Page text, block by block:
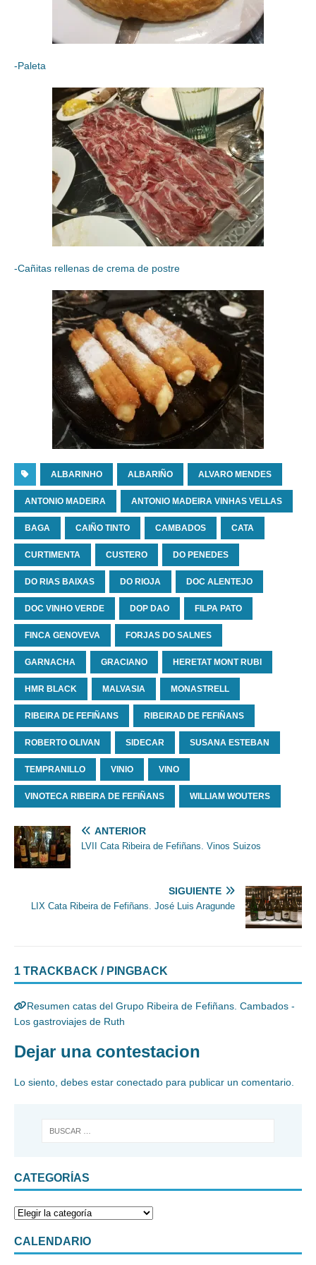
-Paleta
-Cañitas rellenas de crema de postre
ALBARINHO ALBARIÑO ALVARO MENDES
ANTONIO MADEIRA ANTONIO MADEIRA VINHAS VELLAS
BAGA CAIÑO TINTO CAMBADOS CATA
CURTIMENTA CUSTERO DO PENEDES
DO RIAS BAIXAS DO RIOJA DOC ALENTEJO
DOC VINHO VERDE DOP DAO FILPA PATO
FINCA GENOVEVA FORJAS DO SALNES
GARNACHA GRACIANO HERETAT MONT RUBI
HMR BLACK MALVASIA MONASTRELL
RIBEIRA DE FEFIÑANS RIBEIRAD DE FEFIÑANS
ROBERTO OLIVAN SIDECAR SUSANA ESTEBAN
TEMPRANILLO VINIO VINO
VINOTECA RIBEIRA DE FEFIÑANS WILLIAM WOUTERS
ANTERIOR
LVII Cata Ribeira de Fefiñans. Vinos Suizos
SIGUIENTE
LIX Cata Ribeira de Fefiñans. José Luis Aragunde
1 TRACKBACK / PINGBACK
Resumen catas del Grupo Ribeira de Fefiñans. Cambados -
Los gastroviajes de Ruth
Dejar una contestacion
Lo siento, debes estar conectado para publicar un comentario.
CATEGORÍAS
CALENDARIO